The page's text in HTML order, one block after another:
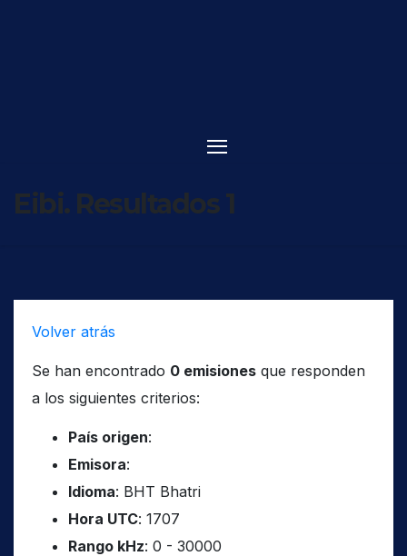
Eibi. Resultados 1
Volver atrás
Se han encontrado 0 emisiones que responden
a los siguientes criterios:
País origen:
Emisora:
Idioma: BHT Bhatri
Hora UTC: 1707
Rango kHz: 0 - 30000